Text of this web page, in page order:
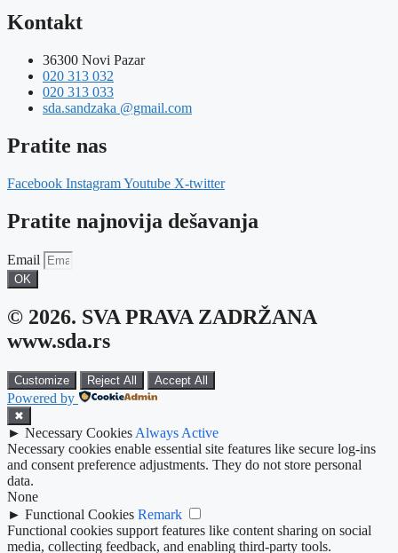
Kontakt
36300 Novi Pazar
020 313 032
020 313 033
sda.sandzaka @gmail.com
Pratite nas
Facebook InstagramYoutube X-twitter
Pratite najnovija dešavanja
Email
OK
© 2026. SVA PRAVA ZADRŽANA
www.sda.rs
Customize Reject All Accept All
Powered by
✖
► Necessary Cookies Always Active
Necessary cookies enable essential site features like secure log-ins
and consent preference adjustments. They do not store personal
data.
None
► Functional Cookies Remark
Functional cookies support features like content sharing on social
media, collecting feedback, and enabling third-party tools.